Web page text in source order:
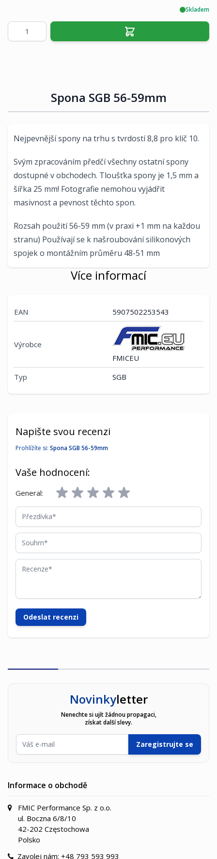
Skladem
Množství
Spona SGB 56-59mm
Nejpevnější spony na trhu s tvrdostí 8,8 pro klíč 10.
Svým zpracováním předčí všechny ostatní spony
dostupné v obchodech. Tloušťka spony je 1,5 mm a
šířka 25 mm! Fotografie nemohou vyjádřit
masivnost a pevnost těchto spon.
Rozsah použití 56-59 mm (v praxi +1 mm na každou
stranu) Používají se k našroubování silikonových
spojek o montážním průměru 48-51 mm
Více informací
EAN 5907502253543
Výrobce
FMICEU
Typ
SGB
Napište svou recenzi
Prohlížíte si: Spona SGB 56-59mm
Vaše hodnocení:
General:
Přezdívka
Souhrn
Recenze
Odeslat recenzi
Novinkyletter
Nenechte si ujít žádnou propagaci,
získat další slevy.
E-mailová adresa
Zaregistrujte se
Informace o obchodě
FMIC Performance Sp. z o.o.
ul. Boczna 6/8/10
42-202 Częstochowa
Polsko
Zavolej nám: +48 793 593 993